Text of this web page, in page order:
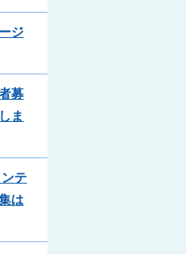
ジ
募
ま
テ
は